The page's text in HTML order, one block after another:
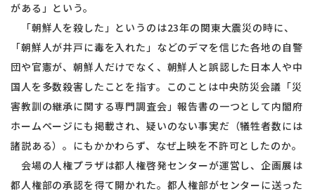
がある」という。
「朝鮮人を殺した」というのは23年の関東大震災の時に、
「朝鮮人が井戸に毒を入れた」などのデマを信じた各地の自警
団や官憲が、朝鮮人だけでなく、朝鮮人と誤認した日本人や中
国人を多数殺害したことを指す。このことは中央防災会議「災
害教訓の継承に関する専門調査会」報告書の一つとして内閣府
ホームページにも掲載され、疑いのない事実だ（犠牲者数には
諸説ある）。にもかかわらず、なぜ上映を不許可としたのか。
会場の人権プラザは都人権啓発センターが運営し、企画展は
都人権部の承認を得て開かれた。都人権部がセンターに送った